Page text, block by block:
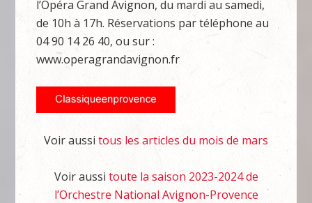
l’Opéra Grand Avignon, du mardi au samedi,
de 10h à 17h. Réservations par téléphone au
04 90 14 26 40, ou sur :
www.operagrandavignon.fr
Voir aussi tous les articles du mois de mars
Voir aussi toute la saison 2023-2024 de
l’Orchestre National Avignon-Provence